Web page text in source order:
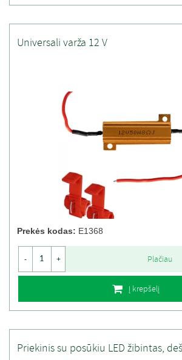
Universali varža 12 V
Prekės kodas: E1368
- + Plačiau
Į krepšelį
Priekinis su posūkiu LED žibintas,